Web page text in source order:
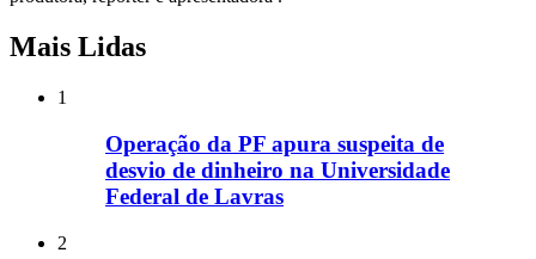
Mais Lidas
1
Operação da PF apura suspeita de
desvio de dinheiro na Universidade
Federal de Lavras
2